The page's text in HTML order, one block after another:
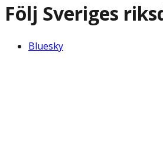
Följ Sveriges
Bluesky